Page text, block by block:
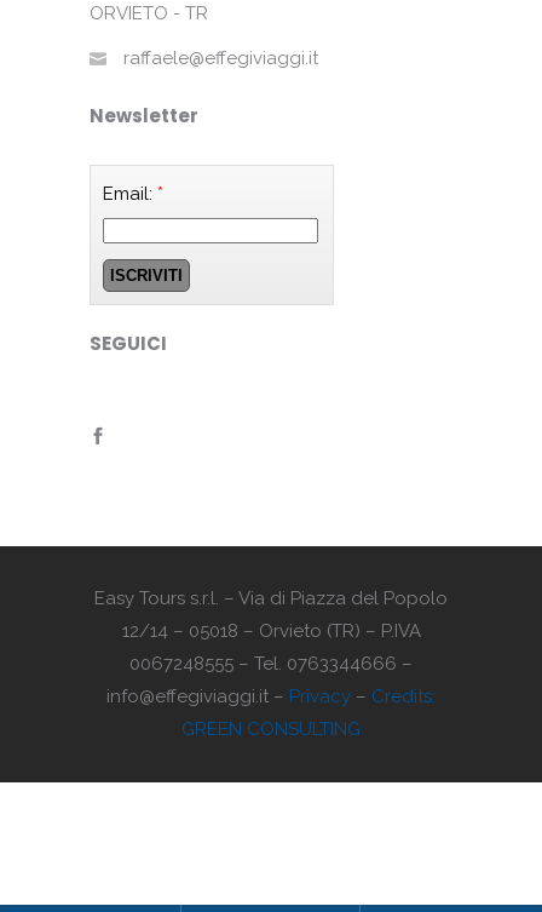
ORVIETO - TR
raffaele@effegiviaggi.it
Newsletter
Email: *
SEGUICI
Easy Tours s.r.l. – Via di Piazza del Popolo
12/14 – 05018 – Orvieto (TR) – P.IVA
0067248555 – Tel. 0763344666 –
info@effegiviaggi.it – Privacy – Credits:
GREEN CONSULTING